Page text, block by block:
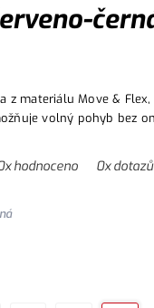
z materiálu Move &
volný pohyb bez
a bočními kapsami
x hodnoceno 0x dotazů